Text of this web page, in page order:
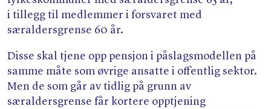
i tillegg til medlemmer i forsvaret med
særaldersgrense 60 år.
Disse skal tjene opp pensjon i påslagsmodellen på
samme måte som øvrige ansatte i offentlig sektor.
Men de som går av tidlig på grunn av
særaldersgrense får kortere opptjening